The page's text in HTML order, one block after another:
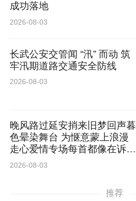
成功落地
2026-08-03
长武公安交管闻 “汛” 而动 筑
牢汛期道路交通安全防线
2026-08-03
晚风路过延安捎来旧梦回声暮
色晕染舞台 为惬意蒙上浪漫
走心爱情专场每首都像在诉说
温柔
2026-08-03
推荐